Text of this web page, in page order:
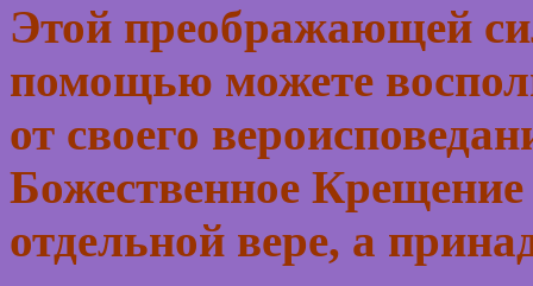
Этой преображающей
помощью можете
от своего
Божественное
отдельной вере, а